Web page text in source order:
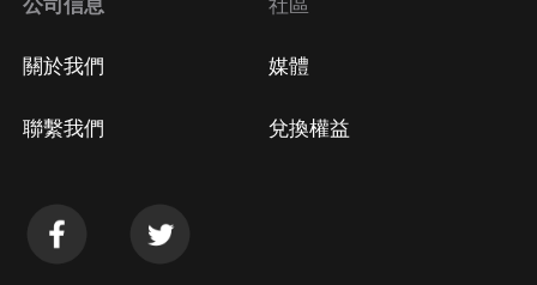
關於我們
聯繫我們
媒體
兌換權益